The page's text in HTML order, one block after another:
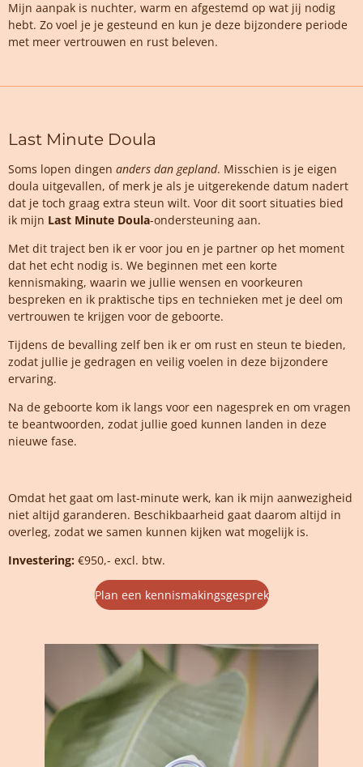
Mijn aanpak is nuchter, warm en afgestemd op wat jij nodig
hebt. Zo voel je je gesteund en kun je deze bijzondere periode
met meer vertrouwen en rust beleven.
Last Minute Doula
Soms lopen dingen anders dan gepland. Misschien is je eigen
doula uitgevallen, of merk je als je uitgerekende datum nadert
dat je toch graag extra steun wilt. Voor dit soort situaties bied
ik mijn Last Minute Doula-ondersteuning aan.
Met dit traject ben ik er voor jou en je partner op het moment
dat het echt nodig is. We beginnen met een korte
kennismaking, waarin we jullie wensen en voorkeuren
bespreken en ik praktische tips en technieken met je deel om
vertrouwen te krijgen voor de geboorte.
Tijdens de bevalling zelf ben ik er om rust en steun te bieden,
zodat jullie je gedragen en veilig voelen in deze bijzondere
ervaring.
Na de geboorte kom ik langs voor een nagesprek en om vragen
te beantwoorden, zodat jullie goed kunnen landen in deze
nieuwe fase.
Omdat het gaat om last-minute werk, kan ik mijn aanwezigheid
niet altijd garanderen. Beschikbaarheid gaat daarom altijd in
overleg, zodat we samen kunnen kijken wat mogelijk is.
Investering: €950,- excl. btw.
Plan een kennismakingsgesprek